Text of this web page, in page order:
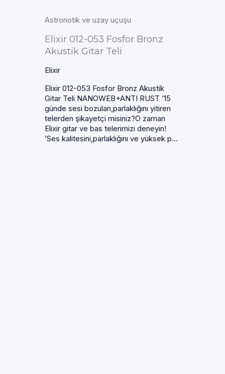
Astronotik ve uzay uçuşu
Elixir 012-053 Fosfor Bronz
Akustik Gitar Teli
Elixir
Elixir 012-053 Fosfor Bronz Akustik
Gitar Teli NANOWEB+ANTI RUST ’15
günde sesi bozulan,parlaklığını yitiren
telerden şikayetçi misiniz?O zaman
Elixir gitar ve bas telerimizi deneyin!
’Ses kalitesini,parlaklığını ve yüksek p...